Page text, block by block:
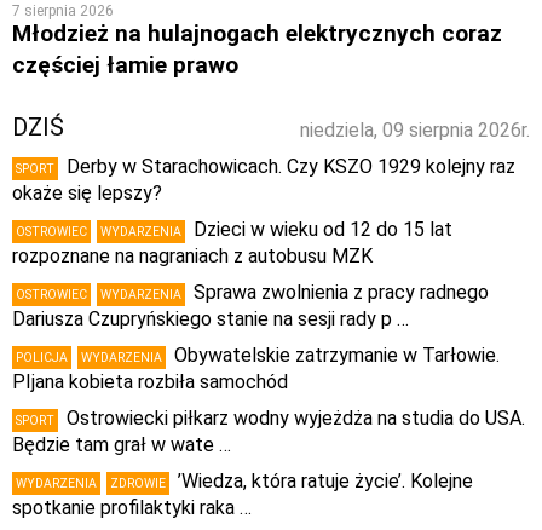
7 sierpnia 2026
Młodzież na hulajnogach elektrycznych coraz
częściej łamie prawo
niedziela, 09 sierpnia 2026r.
DZIŚ
SPORT
Derby w Starachowicach. Czy KSZO 1929 kolejny raz
okaże się lepszy?
OSTROWIEC WYDARZENIA
Dzieci w wieku od 12 do 15 lat
rozpoznane na nagraniach z autobusu MZK
OSTROWIEC WYDARZENIA
Sprawa zwolnienia z pracy radnego
Dariusza Czupryńskiego stanie na sesji rady p …
POLICJA WYDARZENIA
Obywatelskie zatrzymanie w Tarłowie.
PIjana kobieta rozbiła samochód
SPORT
Ostrowiecki piłkarz wodny wyjeżdża na studia do USA.
Będzie tam grał w wate …
WYDARZENIA ZDROWIE
’Wiedza, która ratuje życie’. Kolejne
spotkanie profilaktyki raka …